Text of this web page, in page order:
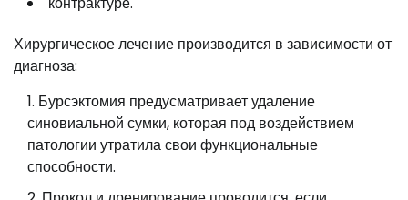
Хирургическое лечение производится в зависимости от
диагноза:
Бурсэктомия предусматривает удаление
синовиальной сумки, которая под воздействием
патологии утратила свои функциональные
способности.